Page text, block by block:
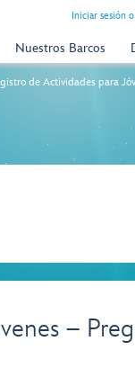
Iniciar sesión
Nuestros Barcos
de Actividades para
–